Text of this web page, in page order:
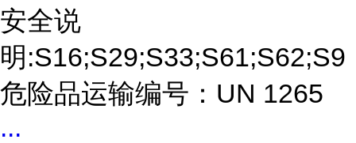
安全说
明:S16;S29;S33;S61;S62;S9
危险品运输编号：UN 1265
...